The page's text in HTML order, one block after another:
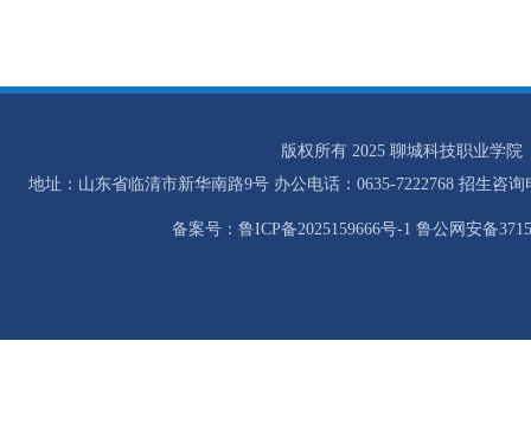
版权所有 2025 聊城科技职业学院
地址：山东省临清市新华南路9号 办公电话：0635-7222768 招生咨询
备案号：鲁ICP备2025159666号-1 鲁公网安备